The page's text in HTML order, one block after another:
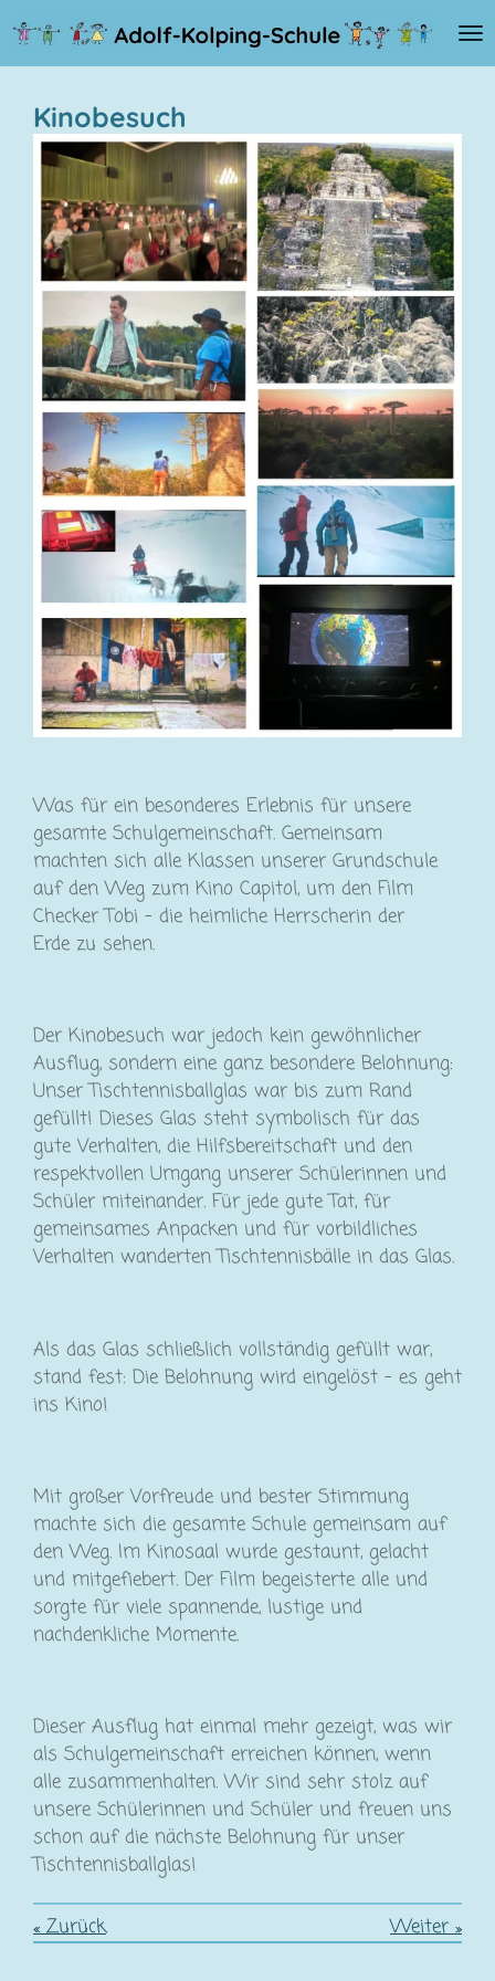
Zum
Hauptinhalt
Kinobesuch
Was für ein besonderes Erlebnis für unsere
gesamte Schulgemeinschaft. Gemeinsam
machten sich alle Klassen unserer Grundschule
auf den Weg zum Kino Capitol, um den Film
Checker Tobi - die heimliche Herrscherin der
Erde zu sehen.
Der Kinobesuch war jedoch kein gewöhnlicher
Ausflug, sondern eine ganz besondere Belohnung:
Unser Tischtennisballglas war bis zum Rand
gefüllt! Dieses Glas steht symbolisch für das
gute Verhalten, die Hilfsbereitschaft und den
respektvollen Umgang unserer Schülerinnen und
Schüler miteinander. Für jede gute Tat, für
gemeinsames Anpacken und für vorbildliches
Verhalten wanderten Tischtennisbälle in das Glas.
Als das Glas schließlich vollständig gefüllt war,
stand fest: Die Belohnung wird eingelöst – es geht
ins Kino!
Mit großer Vorfreude und bester Stimmung
machte sich die gesamte Schule gemeinsam auf
den Weg. Im Kinosaal wurde gestaunt, gelacht
und mitgefiebert. Der Film begeisterte alle und
sorgte für viele spannende, lustige und
nachdenkliche Momente.
Dieser Ausflug hat einmal mehr gezeigt, was wir
als Schulgemeinschaft erreichen können, wenn
alle zusammenhalten. Wir sind sehr stolz auf
unsere Schülerinnen und Schüler und freuen uns
schon auf die nächste Belohnung für unser
Tischtennisballglas!
«Zurück Weiter»